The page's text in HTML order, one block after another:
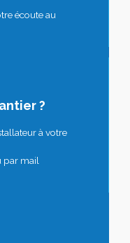
écoute au
?
à votre
par mail